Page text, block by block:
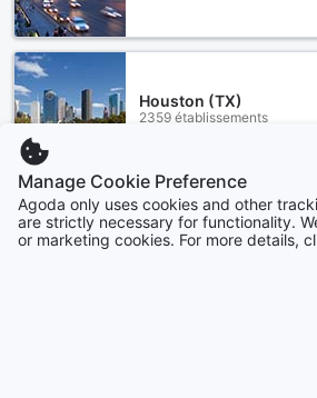
Houston (TX)
2359 établissements
Voir plus
Tout voir
Manage Cookie Preference
Agoda only uses cookies and other
are strictly necessary for functionality.
or marketing cookies. For more details,